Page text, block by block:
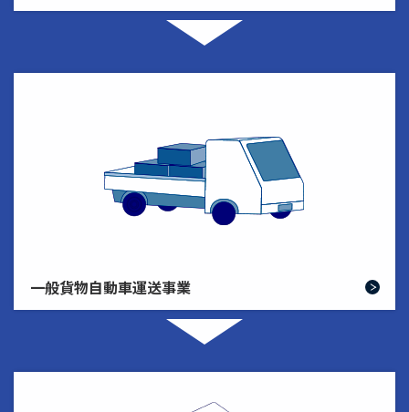
一般貨物自動車運送事業